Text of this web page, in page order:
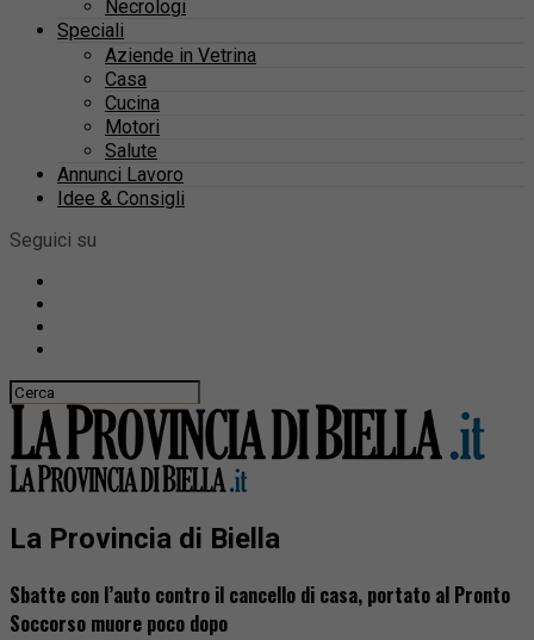
Necrologi
Speciali
Aziende in Vetrina
Casa
Cucina
Motori
Salute
Annunci Lavoro
Idee & Consigli
Seguici su
La Provincia di Biella
Sbatte con l’auto contro il cancello di casa, portato al Pronto
Soccorso muore poco dopo